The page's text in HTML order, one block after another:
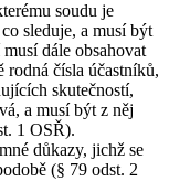
soudu je
sleduje, a musí být
dále obsahovat
čísla účastníků,
skutečností,
a musí být z něj
1 OSŘ).
důkazy, jichž se
(§ 79 odst. 2